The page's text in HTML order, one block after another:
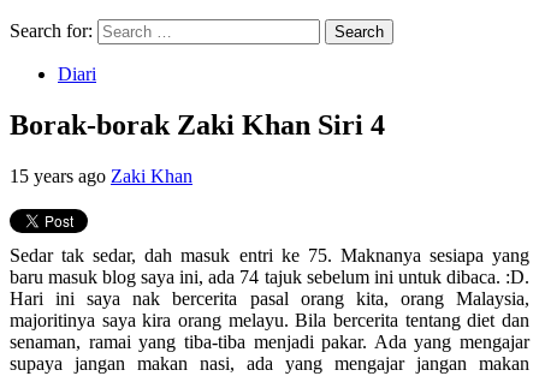
Search for:
Diari
Borak-borak Zaki Khan Siri 4
15 years ago Zaki Khan
Sedar tak sedar, dah masuk entri ke 75. Maknanya sesiapa yang
baru masuk blog saya ini, ada 74 tajuk sebelum ini untuk dibaca. :D.
Hari ini saya nak bercerita pasal orang kita, orang Malaysia,
majoritinya saya kira orang melayu. Bila bercerita tentang diet dan
senaman, ramai yang tiba-tiba menjadi pakar. Ada yang mengajar
supaya jangan makan nasi, ada yang mengajar jangan makan